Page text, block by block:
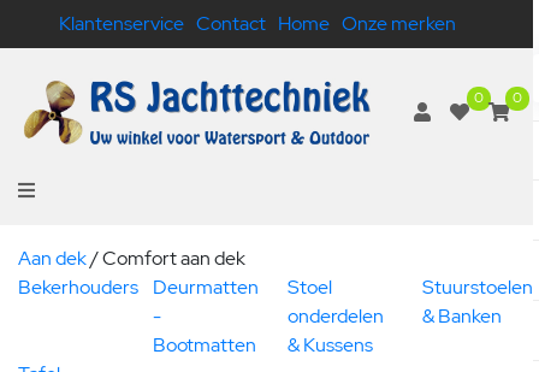
Klantenservice Contact Home Onze merken
0 0
Aan dek/Comfort aan dek
Bekerhouders
Deurmatten
-
Bootmatten
Stoel
onderdelen
& Kussens
Stuurstoelen
& Banken